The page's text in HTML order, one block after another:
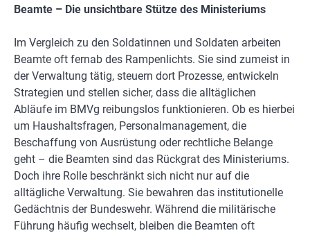
Beamte – Die unsichtbare Stütze des Ministeriums
Im Vergleich zu den Soldatinnen und Soldaten arbeiten
Beamte oft fernab des Rampenlichts. Sie sind zumeist in
der Verwaltung tätig, steuern dort Prozesse, entwickeln
Strategien und stellen sicher, dass die alltäglichen
Abläufe im BMVg reibungslos funktionieren. Ob es hierbei
um Haushaltsfragen, Personalmanagement, die
Beschaffung von Ausrüstung oder rechtliche Belange
geht – die Beamten sind das Rückgrat des Ministeriums.
Doch ihre Rolle beschränkt sich nicht nur auf die
alltägliche Verwaltung. Sie bewahren das institutionelle
Gedächtnis der Bundeswehr. Während die militärische
Führung häufig wechselt, bleiben die Beamten oft